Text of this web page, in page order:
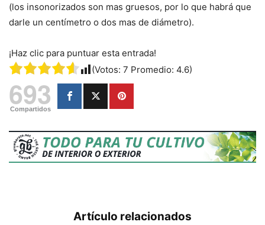
(los insonorizados son mas gruesos, por lo que habrá que
darle un centímetro o dos mas de diámetro).
¡Haz clic para puntuar esta entrada!
(Votos: 7 Promedio: 4.6)
693
Compartidos
Artículo relacionados